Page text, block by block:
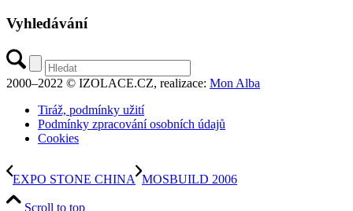
Vyhledávání
2000–2022 © IZOLACE.CZ, realizace: Mon Alba
Tiráž, podmínky užití
Podmínky zpracování osobních údajů
Cookies
EXPO STONE CHINA MOSBUILD 2006
Scroll to top